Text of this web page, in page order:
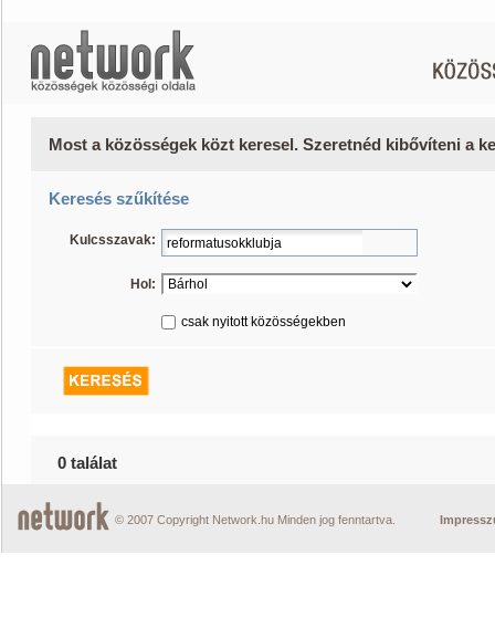
Most a közösségek közt keresel. Szeretnéd kibővíteni a
Keresés szűkítése
Kulcsszavak:
Hol:
csak nyitott közösségekben
0 találat
© 2007 Copyright Network.hu Minden jog fenntartva.